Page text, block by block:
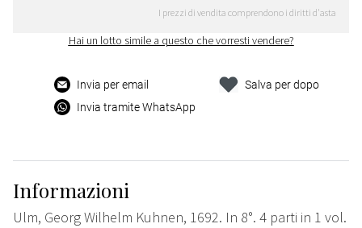
I prezzi di vendita comprendono i diritti d'asta
Hai un lotto simile a questo che vorresti vendere?
Invia per email
Invia tramite WhatsApp
Salva per dopo
Informazioni
Ulm, Georg Wilhelm Kuhnen, 1692. In 8°. 4 parti in 1 vol.